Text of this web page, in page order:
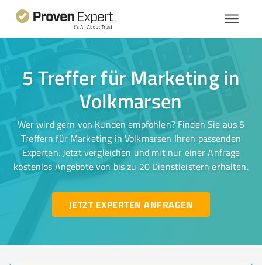
5 Treffer für Marketing in
Volkmarsen
Wer wird gern von Kunden empfohlen? Finden Sie aus 5
Treffern für Marketing in Volkmarsen Ihren passenden
Experten. Jetzt vergleichen und mit nur einer Anfrage
kostenlos Angebote von bis zu 20 Dienstleistern erhalten.
JETZT EXPERTEN ANFRAGEN